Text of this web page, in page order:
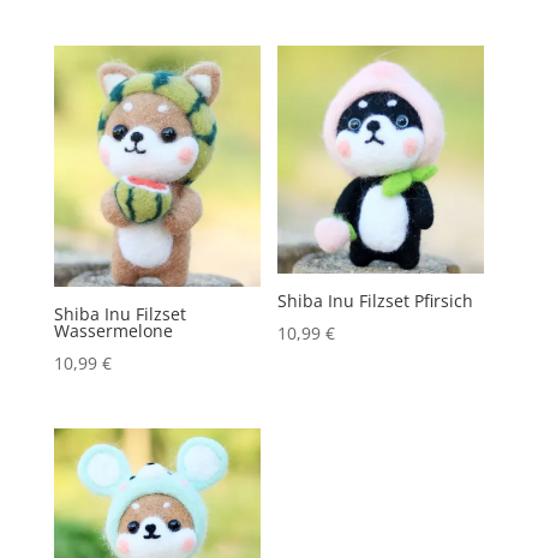
Shiba Inu Filzset
Wassermelone
10,99 €
Shiba Inu Filzset Pfirsich
10,99€